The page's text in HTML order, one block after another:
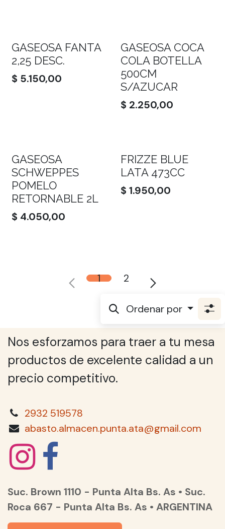
GASEOSA FANTA
2,25 DESC.
$ 5.150,00
GASEOSA COCA
COLA BOTELLA
500CM
S/AZUCAR
$ 2.250,00
GASEOSA
SCHWEPPES
POMELO
RETORNABLE 2L
$ 4.050,00
FRIZZE BLUE
LATA 473CC
$ 1.950,00
1 2
Ordenar por
Nos esforzamos para traer a tu mesa
productos de excelente calidad a un
precio competitivo.
2932 519578
abasto.almacen.punta.ata@gmail.com
Suc. Brown 1110 - Punta Alta Bs. As • Suc.
Roca 667 - Punta Alta Bs. As • ARGENTINA